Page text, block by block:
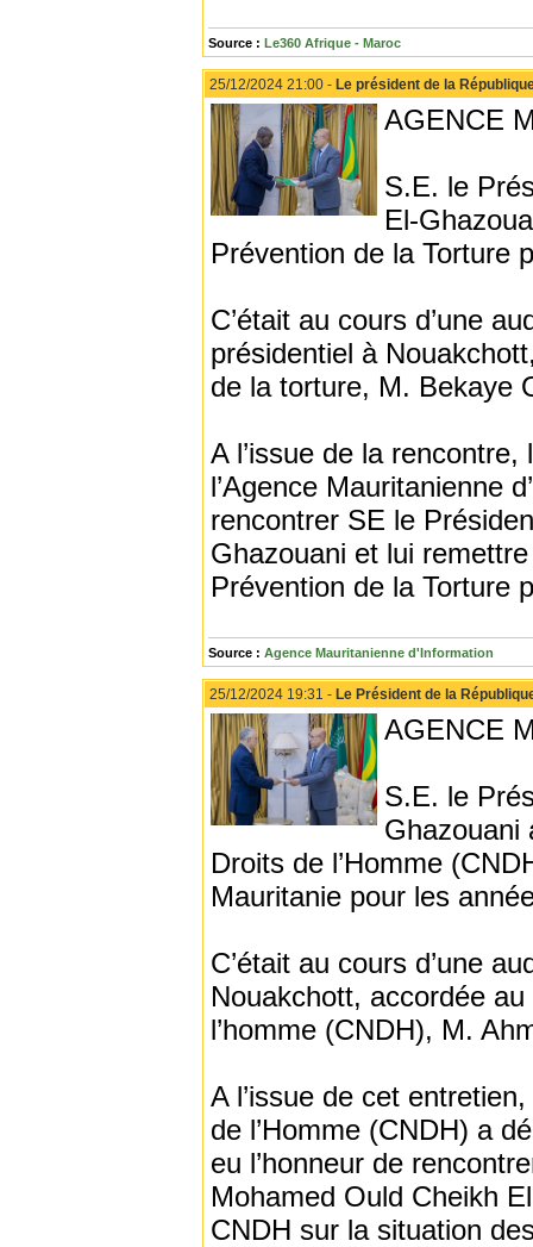
Source : Le360 Afrique - Maroc
25/12/2024 21:00 - Le président de la
AGENCE
S.E. le
El-
Prévention de la Torture
C’était au cours d’une
présidentiel à
de la torture, M. Bekaye
A l’issue de la
l’Agence Mauritanienne
rencontrer SE le
Ghazouani et lui
Prévention de la Torture
Source : Agence Mauritanienne d'Information
25/12/2024 19:31 - Le Président de la
AGENCE
S.E. le
Ghazouani
Droits de l’Homme
Mauritanie pour les
C’était au cours d’une
Nouakchott, accordée
l’homme (CNDH), M.
A l’issue de cet
de l’Homme (CNDH) a
eu l’honneur de
Mohamed Ould Cheikh
CNDH sur la situation